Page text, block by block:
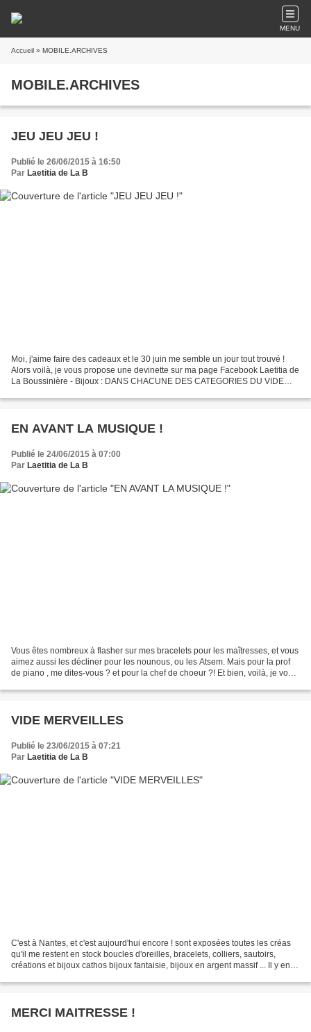
MENU
Accueil » MOBILE.ARCHIVES
MOBILE.ARCHIVES
JEU JEU JEU !
Publié le 26/06/2015 à 16:50
Par Laetitia de La B
Moi, j'aime faire des cadeaux et le 30 juin me semble un jour tout trouvé !
Alors voilà, je vous propose une devinette sur ma page Facebook Laetitia de
La Boussinière - Bijoux : DANS CHACUNE DES CATEGORIES DU VIDE
EN AVANT LA MUSIQUE !
Publié le 24/06/2015 à 07:00
Par Laetitia de La B
Vous êtes nombreux à flasher sur mes bracelets pour les maîtresses, et vous
aimez aussi les décliner pour les nounous, ou les Atsem. Mais pour la prof
de piano , me dites-vous ? et pour la chef de choeur ?! Et bien, voilà, je vous
VIDE MERVEILLES
Publié le 23/06/2015 à 07:21
Par Laetitia de La B
C'est à Nantes, et c'est aujourd'hui encore ! sont exposées toutes les créas
qu'il me restent en stock boucles d'oreilles, bracelets, colliers, sautoirs,
créations et bijoux cathos bijoux fantaisie, bijoux en argent massif ... Il y en a
MERCI MAITRESSE !